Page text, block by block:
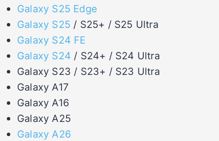
Galaxy S25 Edge
Galaxy S25 / S25+ / S25 Ultra
Galaxy S24 FE
Galaxy S24 / S24+ / S24 Ultra
Galaxy S23 / S23+ / S23 Ultra
Galaxy A17
Galaxy A16
Galaxy A25
Galaxy A26